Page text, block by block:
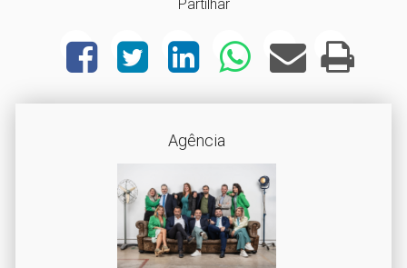
Partilhar
Agência